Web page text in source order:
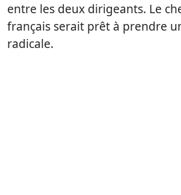
entre les deux dirigeants. Le
français serait prêt à prendre
radicale.